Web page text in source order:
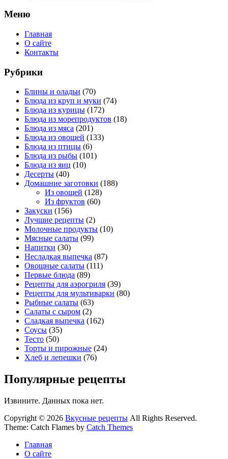
Меню
Главная
О сайте
Контакты
Рубрики
Блины и оладьи (70)
Блюда из круп и муки (74)
Блюда из курицы (172)
Блюда из морепродуктов (18)
Блюда из мяса (201)
Блюда из овощей (133)
Блюда из птицы (6)
Блюда из рыбы (101)
Блюда из яиц (10)
Десерты (40)
Домашние заготовки (188)
Из овощей (128)
Из фруктов (60)
Закуски (156)
Лучшие рецепты (2)
Молочные продукты (10)
Мясные салаты (99)
Напитки (30)
Несладкая выпечка (87)
Овощные салаты (111)
Первые блюда (89)
Рецепты для аэрогриля (39)
Рецепты для мультиварки (80)
Рыбные салаты (63)
Салаты с сыром (2)
Сладкая выпечка (162)
Соусы (35)
Тесто (50)
Торты и пирожные (24)
Хлеб и лепешки (76)
Популярные рецепты
Извините. Данных пока нет.
Copyright © 2026 Вкусные рецепты All Rights Reserved.
Theme: Catch Flames by Catch Themes
Главная
О сайте